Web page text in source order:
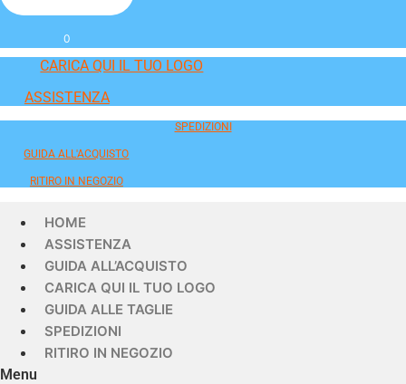
0
CARICA QUI IL TUO LOGO
ASSISTENZA
SPEDIZIONI
GUIDA ALL'ACQUISTO
RITIRO IN NEGOZIO
HOME
ASSISTENZA
GUIDA ALL’ACQUISTO
CARICA QUI IL TUO LOGO
GUIDA ALLE TAGLIE
SPEDIZIONI
RITIRO IN NEGOZIO
Menu